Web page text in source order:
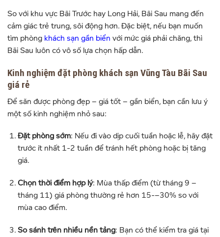
So với khu vực Bãi Trước hay Long Hải, Bãi Sau mang đến
cảm giác trẻ trung, sôi động hơn. Đặc biệt, nếu bạn muốn
tìm phòng khách sạn gần biển với mức giá phải chăng, thì
Bãi Sau luôn có vô số lựa chọn hấp dẫn.
Kinh nghiệm đặt phòng khách sạn Vũng Tàu Bãi Sau
giá rẻ
Để săn được phòng đẹp – giá tốt – gần biển, bạn cần lưu ý
một số kinh nghiệm nhỏ sau:
Đặt phòng sớm: Nếu đi vào dịp cuối tuần hoặc lễ, hãy đặt
trước ít nhất 1-2 tuần để tránh hết phòng hoặc bị tăng
giá.
Chọn thời điểm hợp lý: Mùa thấp điểm (từ tháng 9 –
tháng 11) giá phòng thường rẻ hơn 15-–30% so với
mùa cao điểm.
So sánh trên nhiều nền tảng: Bạn có thể kiểm tra giá tại